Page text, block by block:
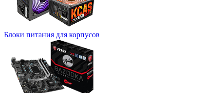
Блоки питания для корпусов